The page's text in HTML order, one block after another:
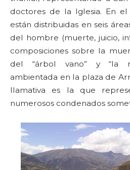
doctores de la Iglesia. En
están distribuidas en seis
del hombre (muerte, juicio,
composiciones sobre la
del “árbol vano” y “la
ambientada en la plaza de
llamativa es la que
numerosos condenados